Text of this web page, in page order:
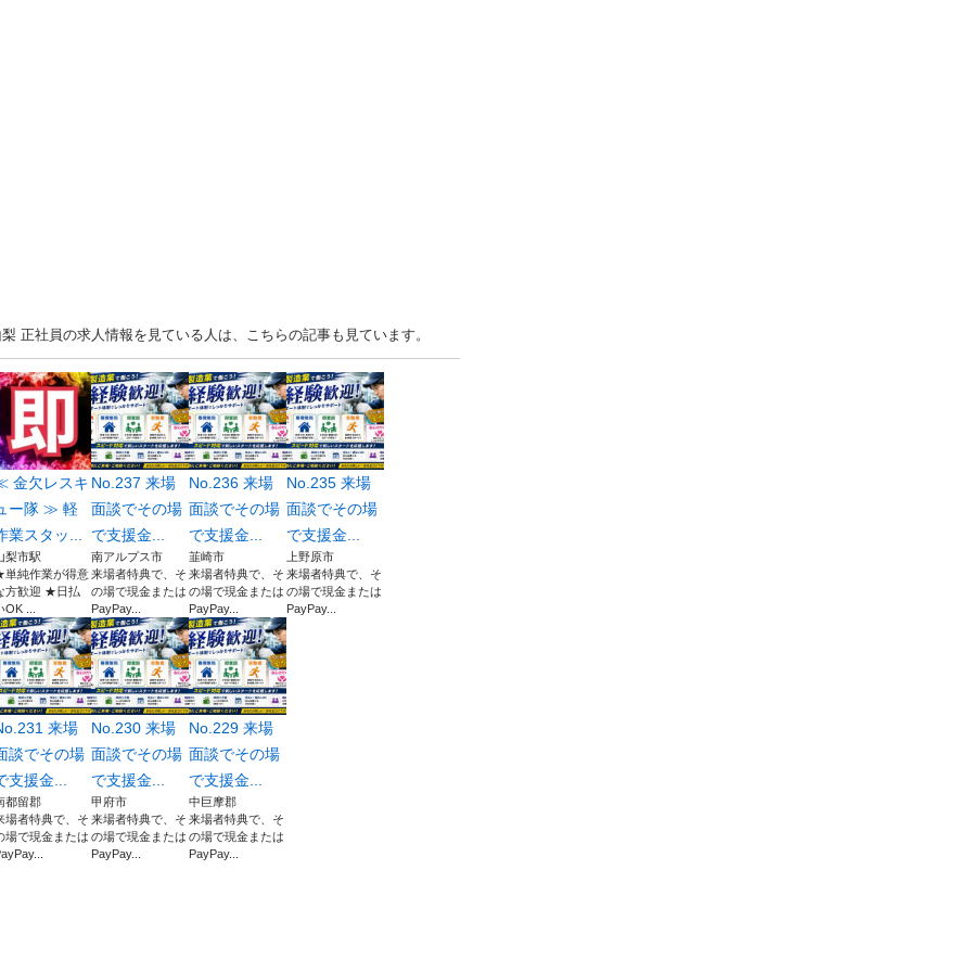
正社員の求人情報を見ている人は、こちらの記事も見ています。
金欠レスキ
ー隊 ≫ 軽
業スタッ...
梨市駅
純作業が得意
方歓迎 ★日払
OK ...
No.237 来場
面談でその場
で支援金...
南アルプス市
来場者特典で、そ
の場で現金または
PayPay...
No.236 来場
面談でその場
で支援金...
韮崎市
来場者特典で、そ
の場で現金または
PayPay...
No.235 来場
面談でその場
で支援金...
上野原市
来場者特典で、そ
の場で現金または
PayPay...
来場
談でその場
支援金...
都留郡
場者特典で、そ
場で現金または
No.230 来場
面談でその場
で支援金...
甲府市
来場者特典で、そ
の場で現金または
PayPay...
No.229 来場
面談でその場
で支援金...
中巨摩郡
来場者特典で、そ
の場で現金または
PayPay...